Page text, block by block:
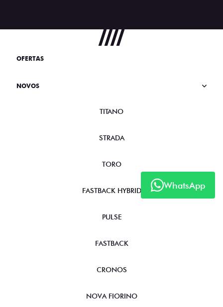
WhatsApp
OFERTAS
NOVOS
TITANO
STRADA
TORO
FASTBACK HYBRID
PULSE
FASTBACK
CRONOS
NOVA FIORINO